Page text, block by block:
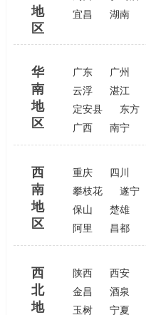
地
区
宜昌
湖南
华
南
地
区
广东 广州
云浮
湛江
定安县
东方
广西
南宁
西
南
地
区
重庆 四川
攀枝花
遂宁
保山
楚雄
阿里
昌都
西
北
地
陕西 西安
金昌
酒泉
玉树
宁夏